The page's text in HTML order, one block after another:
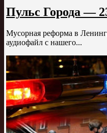
Пульс Города —
Мусорная реформа в
аудиофайл с нашего...